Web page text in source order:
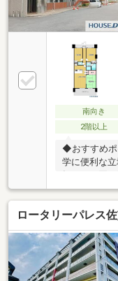
ベルク龍ケ
南向き
2階以上
◆おすすめポ
学に便利な
以上で陽当
囲気・小型
環境■龍ケ崎
西中学校 徒
分◆ご案内■
気軽にお問
ロータリーパレス